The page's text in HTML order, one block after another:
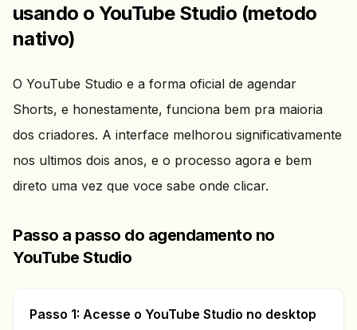
usando o YouTube Studio (metodo
nativo)
O YouTube Studio e a forma oficial de agendar
Shorts, e honestamente, funciona bem pra maioria
dos criadores. A interface melhorou significativamente
nos ultimos dois anos, e o processo agora e bem
direto uma vez que voce sabe onde clicar.
Passo a passo do agendamento no
YouTube Studio
Passo 1: Acesse o YouTube Studio no desktop